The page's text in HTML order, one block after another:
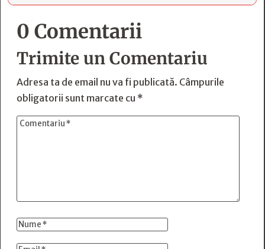
0 Comentarii
Trimite un Comentariu
Adresa ta de email nu va fi publicată. Câmpurile
obligatorii sunt marcate cu *